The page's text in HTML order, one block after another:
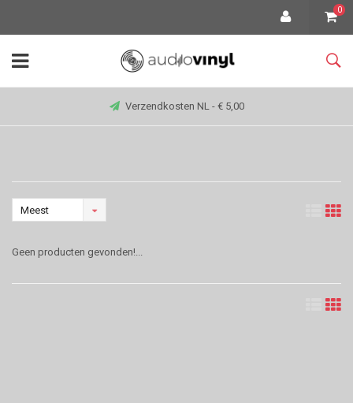
0
Verzendkosten NL - € 5,00
Meest
Geen producten gevonden!...